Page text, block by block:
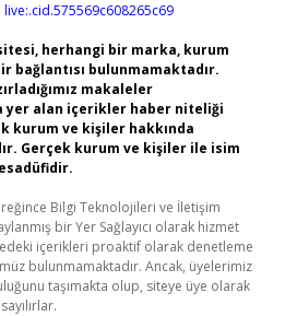
live:.cid.575569c608265c69
herhangi bir marka, kurum
bağlantısı bulunmamaktadır.
makaleler
yer alan içerikler haber niteliği
kurum ve kişiler hakkında
Gerçek kurum ve kişiler ile isim
Bilgi Teknolojileri ve İletişim
bir Yer Sağlayıcı olarak hizmet
içerikleri proaktif olarak denetleme
bulunmamaktadır. Ancak, üyelerimiz
taşımakta olup, siteye üye olarak